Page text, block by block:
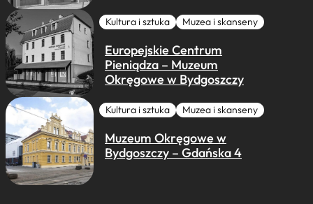
Kultura i sztuka Muzea i skanseny
Europejskie Centrum
Pieniądza – Muzeum
Okręgowe w Bydgoszczy
Kultura i sztuka Muzea i skanseny
Muzeum Okręgowe w
Bydgoszczy – Gdańska 4